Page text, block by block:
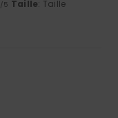
/5 Taille: Taille